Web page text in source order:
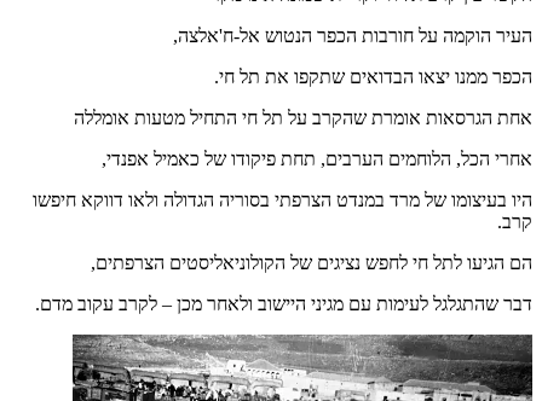
העיר הוקמה על חורבות הכפר הנטוש אל-ח'אלצה,
הכפר ממנו יצאו הבדואים שתקפו את תל חי.
אחת הגרסאות אומרת שהקרב על תל חי התחיל מטעות אומללה
אחרי הכל, הלוחמים הערבים, תחת פיקודו של כאמיל אפנדי,
היו בעיצומו של מרד במנדט הצרפתי בסוריה הגדולה ולאו דווקא חיפשו
קרב.
הם הגיעו לתל חי לחפש נציגים של הקולוניאליסטים הצרפתים,
דבר שהתגלגל לעימות עם מגיני היישוב ולאחר מכן – לקרב עקוב מדם.